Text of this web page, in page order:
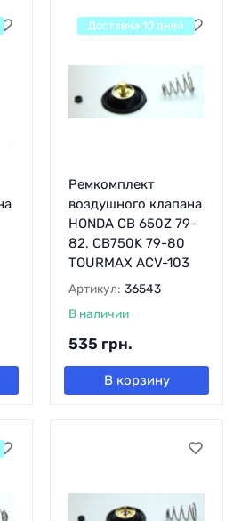
Ремкомплект
воздушного клапана
HONDA CB 650Z 79-
82, CB750K 79-80
TOURMAX ACV-103
Артикул: 36543
В наличии
535 грн.
В корзину
Доставка 10 дней